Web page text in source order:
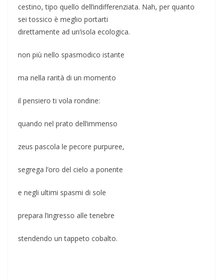
cestino, tipo quello dell’indifferenziata. Nah, per quanto
sei tossico è meglio portarti
direttamente ad un’isola ecologica.
non più nello spasmodico istante
ma nella rarità di un momento
il pensiero ti vola rondine:
quando nel prato dell’immenso
zeus pascola le pecore purpuree,
segrega l’oro del cielo a ponente
e negli ultimi spasmi di sole
prepara l’ingresso alle tenebre
stendendo un tappeto cobalto.